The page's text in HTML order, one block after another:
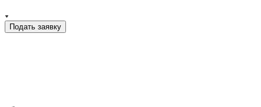
Подать заявку